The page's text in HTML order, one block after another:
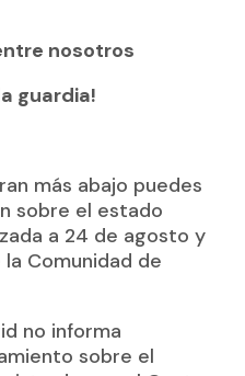
nosotros
guardia!
más abajo puedes
sobre el estado
a 24 de agosto y
Comunidad de
no informa
sobre el